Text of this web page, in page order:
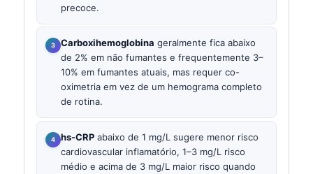
precoce.
Carboxihemoglobina geralmente fica abaixo
de 2% em não fumantes e frequentemente 3–
10% em fumantes atuais, mas requer co-
oximetria em vez de um hemograma completo
de rotina.
hs-CRP abaixo de 1 mg/L sugere menor risco
cardiovascular inflamatório, 1–3 mg/L risco
médio e acima de 3 mg/L maior risco quando